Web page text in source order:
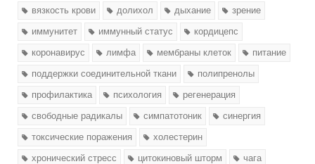
вязкость крови долихол дыхание
зрение
иммунитет
иммунный статус
кордицепс
коронавирус
лимфа мембраны клеток
питание
поддержки соединительной ткани
полипренолы
профилактика
психология
регенерация
свободные радикалы
симпатотоник
синергия
токсические поражения
холестерин
хронический стресс
цитокиновый шторм чага